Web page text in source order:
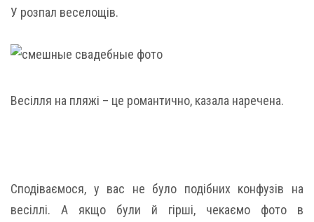
У розпал веселощів.
Весілля на пляжі – це романтично, казала наречена.
Сподіваємося, у вас не було подібних конфузів на
весіллі. А якщо були й гірші, чекаємо фото в